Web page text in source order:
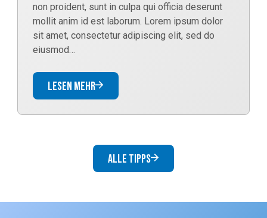
non proident, sunt in culpa qui officia deserunt
mollit anim id est laborum. Lorem ipsum dolor
sit amet, consectetur adipiscing elit, sed do
eiusmod…
Lesen mehr
Alle Tipps